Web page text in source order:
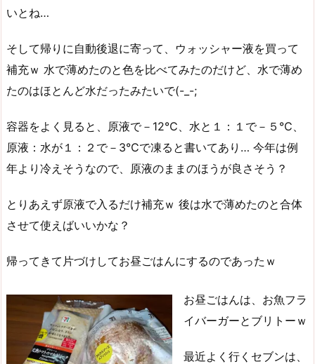
いとね…
そして帰りに自動後退に寄って、ウォッシャー液を買って
補充ｗ 水で薄めたのと色を比べてみたのだけど、水で薄め
たのはほとんど水だったみたいで(-_-;
容器をよく見ると、原液で－12℃、水と１：１で－５℃、
原液：水が１：２で－3℃で凍ると書いてあり… 今年は例
年より冷えそうなので、原液のままのほうが良さそう？
とりあえず原液で入るだけ補充ｗ 後は水で薄めたのと合体
させて使えばいいかな？
帰ってきて片づけしてお昼ごはんにするのであったｗ
お昼ごはんは、お魚フラ
イバーガーとブリトーｗ
最近よく行くセブンは、